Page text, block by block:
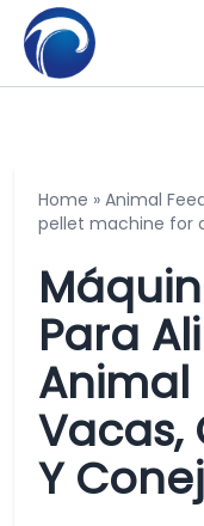
Home » Animal
pellet machine for
Para
Animal
Vacas,
Y